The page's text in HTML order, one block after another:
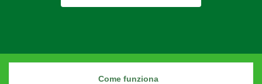
Come funziona